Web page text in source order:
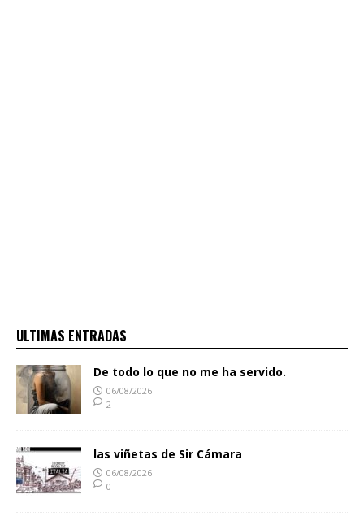
ULTIMAS ENTRADAS
De todo lo que no me ha servido.
06/08/2026
2
las viñetas de Sir Cámara
06/08/2026
0